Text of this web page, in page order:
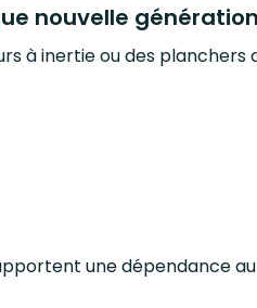
nouvelle génération
à inertie ou des
une dépendance